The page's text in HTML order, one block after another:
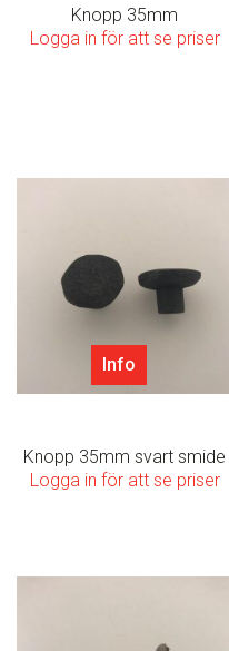
Knopp 35mm
Logga in för att se priser
Info
Knopp 35mm svart smide
Logga in för att se priser